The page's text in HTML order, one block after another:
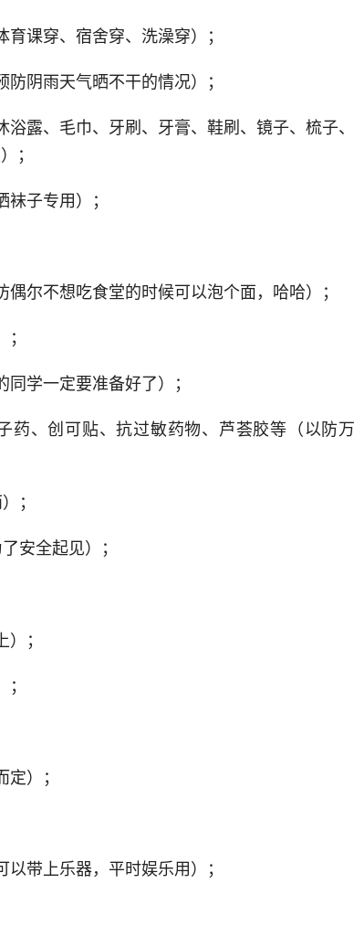
课穿、宿舍穿、洗澡穿）；
阴雨天气晒不干的情况）；
露、毛巾、牙刷、牙膏、鞋刷、镜子、梳子、
；
子专用）；
尔不想吃食堂的时候可以泡个面，哈哈）；
学一定要准备好了）；
药、创可贴、抗过敏药物、芦荟胶等（以防万
；
安全起见）；
；
）；
带上乐器，平时娱乐用）；